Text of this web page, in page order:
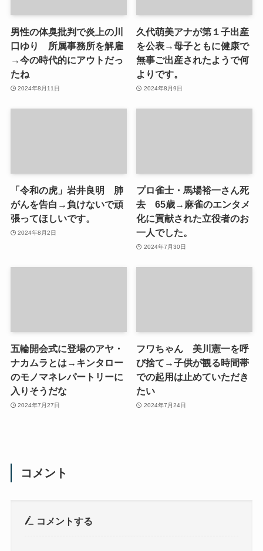
男性の体臭批判で炎上の川
口ゆり 所属事務所を解雇
→今の時代的にアウトだっ
たね
2024年8月11日
久代萌美アナが第１子出産
を公表→母子ともに健康で
無事ご出産されたようで何
よりです。
2024年8月9日
「令和の虎」岩井良明 肺
がんを告白→負けないで頑
張ってほしいです。
2024年8月2日
プロ雀士・馬場裕一さん死
去 65歳→麻雀のエンタメ
化に貢献された立役者のお
一人でした。
2024年7月30日
五輪開会式に登場のアヤ・
ナカムラとは→キンタロー
のモノマネレパートリーに
入りそうだな
2024年7月27日
フワちゃん 美川憲一を呼
び捨て→子供が観る時間帯
での起用は止めていただき
たい
2024年7月24日
コメント
コメントする